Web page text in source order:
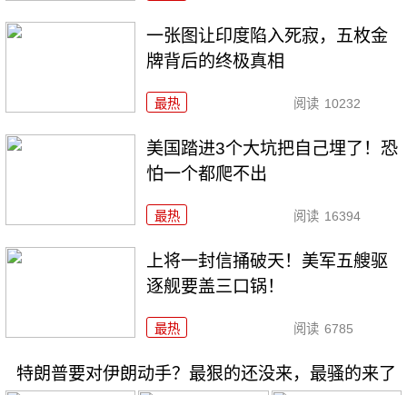
一张图让印度陷入死寂，五枚金
牌背后的终极真相
最热 阅读 10232
美国踏进3个大坑把自己埋了！恐
怕一个都爬不出
最热 阅读 16394
上将一封信捅破天！美军五艘驱
逐舰要盖三口锅！
最热 阅读 6785
特朗普要对伊朗动手？最狠的还没来，最骚的来了